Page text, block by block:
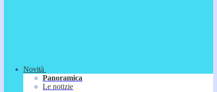
Novità
Panoramica
Le notizie